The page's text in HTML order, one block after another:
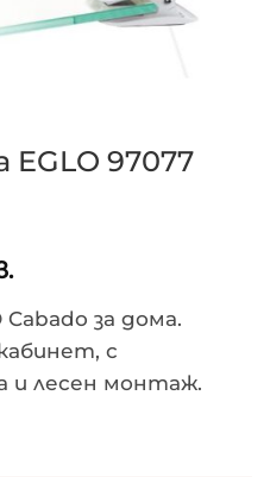
97077
за дома.
с
и лесен монтаж.